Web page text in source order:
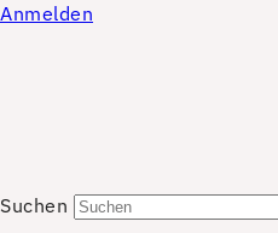
Anmelden
Suchen